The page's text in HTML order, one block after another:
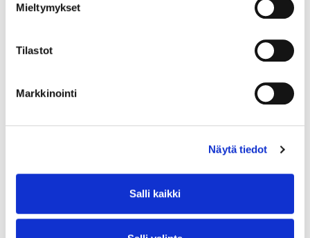
Mieltymykset
Tilastot
Markkinointi
Näytä tiedot
Salli kaikki